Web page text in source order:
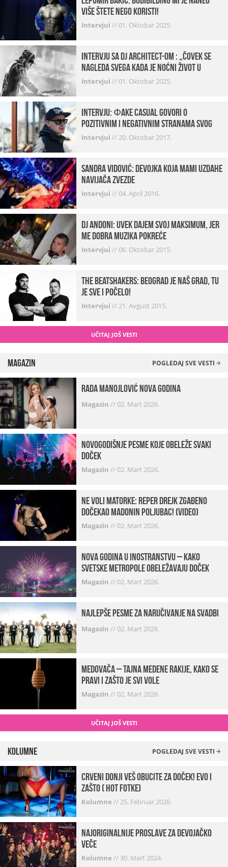
više štete nego koristi!
Intervjui //01. Oktobar 2025.
Intervju sa DJ Architect-om : „Čovek se
nagleda svega kada je noćni život u
pitanju. U klubovima najmanje vidim
Intervjui //01. Oktobar 2025.
INTERVJU: Фake Casual govori o
pozitivnim i negativnim stranama svog
posla, počecima, omiljenim mestima …
Intervjui //20. Oktobar 2017.
Sandra Vidović: devojka koja mami uzdahe
navijača Zvezde
Intervjui //04. April 2016.
Dj Andoni: Uvek dajem svoj maksimum, jer
me dobra muzika pokreće
Intervjui //06. Oktobar 2015.
The Beatshakers: Beograd je naš grad, tu
je sve i počelo!
Intervjui //21. Avgust 2015.
UČITAJ JOŠ VESTI
Magazin POGLEDAJ SVE VESTI
Rada Manojlović Nova godina
Magazin //02. Mart 2026.
Novogodišnje pesme koje obeleže svaki
Doček
Magazin //02. Mart 2026.
Ne voli matorke: Reper Drejk zgađeno
dočekao Madonin poljubac! (VIDEO)
Magazin //02. Mart 2026.
Nova godina u inostranstvu – kako
svetske metropole obeležavaju doček
Magazin //02. Mart 2026.
Najlepše pesme za naručivanje na svadbi
Magazin //02. Mart 2026.
Medovača – tajna medene rakije, kako se
pravi i zašto je svi vole
Magazin //02. Mart 2026.
UČITAJ JOŠ VESTI
Kolumne POGLEDAJ SVE VESTI
Crveni donji veš obucite za doček! Evo i
zašto ( hot fotke)
Kolumne //25. Februar 2026.
Najoriginalnije proslave za devojačko
veče
Kolumne // 30. Mart 2024.